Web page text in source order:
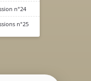
n°24
n°25